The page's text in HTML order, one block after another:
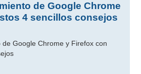
de Google Chrome
4 sencillos consejos
Google Chrome y Firefox con